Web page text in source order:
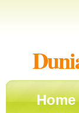
Home